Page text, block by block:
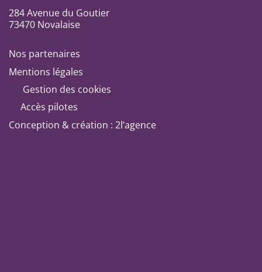
284 Avenue du Goutier
73470 Novalaise
Nos partenaires
Mentions légales
Gestion des cookies
Accès pilotes
Conception & création : 2l’agence